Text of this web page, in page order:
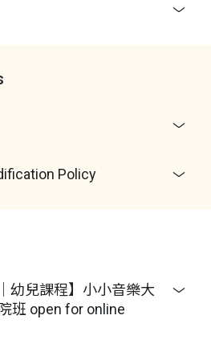
Policy
幼兒課程】小小音樂大
班 open for online